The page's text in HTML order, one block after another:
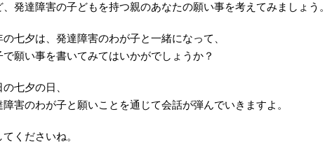
、発達障害の子どもを持つ親のあなたの願い事を考えてみましょう。
の七夕は、発達障害のわが子と一緒になって、
で願い事を書いてみてはいかがでしょうか？
の七夕の日、
障害のわが子と願いことを通じて会話が弾んでいきますよ。
てくださいね。